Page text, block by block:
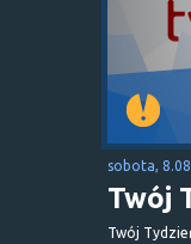
sobota,
Twój
Twój